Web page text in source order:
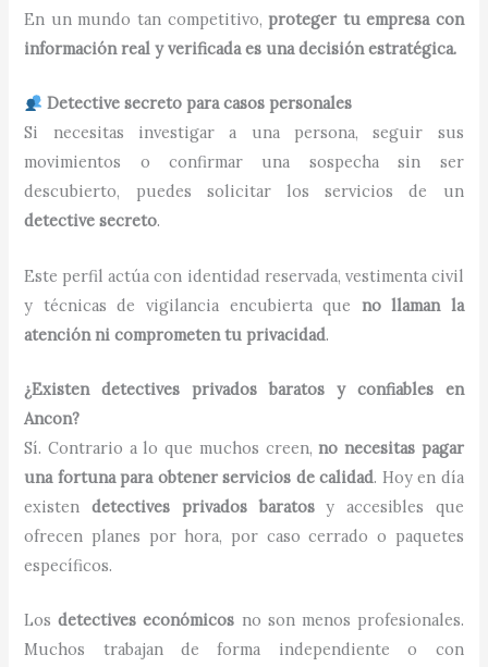
En un mundo tan competitivo, proteger tu empresa con
información real y verificada es una decisión estratégica.
Detective secreto para casos personales
Si necesitas investigar a una persona, seguir sus
movimientos o confirmar una sospecha sin ser
descubierto, puedes solicitar los servicios de un
detective secreto.
Este perfil actúa con identidad reservada, vestimenta civil
y técnicas de vigilancia encubierta que no llaman la
atención ni comprometen tu privacidad.
¿Existen detectives privados baratos y confiables en
Ancon?
Sí. Contrario a lo que muchos creen,no necesitas pagar
una fortuna para obtener servicios de calidad. Hoy en día
existendetectives privados baratosy accesibles que
ofrecen planes por hora, por caso cerrado o paquetes
específicos.
Losdetectives económicos no son menos profesionales.
Muchos trabajan de forma independiente o con